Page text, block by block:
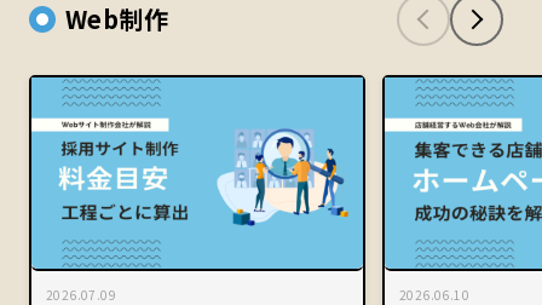
Web制作
2026.07.09
2026.06.10